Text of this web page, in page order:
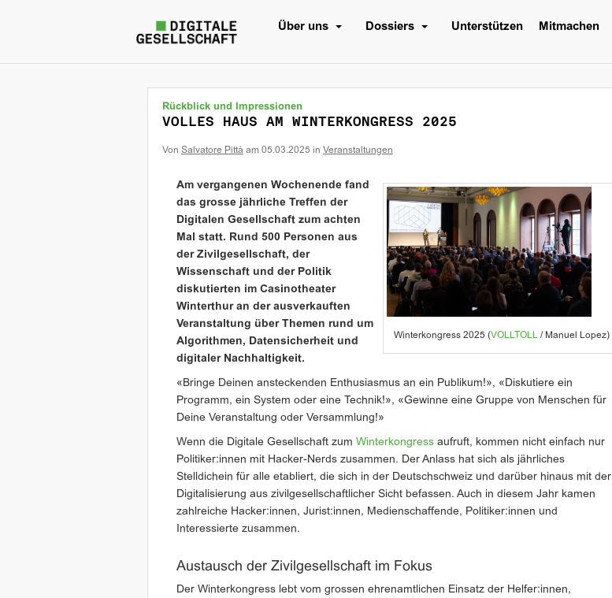
Über uns Dossiers Unterstützen Mitmachen
Rückblick und Impressionen
VOLLES HAUS AM WINTERKONGRESS 2025
Von Salvatore Pittà am 05.03.2025 in Veranstaltungen
Winterkongress 2025 (VOLLTOLL / Manuel Lopez)
Am vergangenen Wochenende fand
das grosse jährliche Treffen der
Digitalen Gesellschaft zum achten
Mal statt. Rund 500 Personen aus
der Zivilgesellschaft, der
Wissenschaft und der Politik
diskutierten im Casinotheater
Winterthur an der ausverkauften
Veranstaltung über Themen rund um
Algorithmen, Datensicherheit und
digitaler Nachhaltigkeit.
«Bringe Deinen ansteckenden Enthusiasmus an ein Publikum!», «Diskutiere ein
Programm, ein System oder eine Technik!», «Gewinne eine Gruppe von Menschen für
Deine Veranstaltung oder Versammlung!»
Wenn die Digitale Gesellschaft zum Winterkongress aufruft, kommen nicht einfach nur
Politiker:innen mit Hacker-Nerds zusammen. Der Anlass hat sich als jährliches
Stelldichein für alle etabliert, die sich in der Deutschschweiz und darüber hinaus mit der
Digitalisierung aus zivilgesellschaftlicher Sicht befassen. Auch in diesem Jahr kamen
zahlreiche Hacker:innen, Jurist:innen, Medienschaffende, Politiker:innen und
Interessierte zusammen.
Austausch der Zivilgesellschaft im Fokus
Der Winterkongress lebt vom grossen ehrenamtlichen Einsatz der Helfer:innen,